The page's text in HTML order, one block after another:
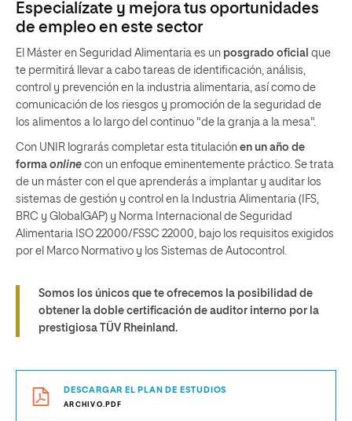
Especialízate y mejora tus oportunidades
de empleo en este sector
El Máster en Seguridad Alimentaria es un posgrado oficial que
te permitirá llevar a cabo tareas de identificación, análisis,
control y prevención en la industria alimentaria, así como de
comunicación de los riesgos y promoción de la seguridad de
los alimentos a lo largo del continuo "de la granja a la mesa".
Con UNIR lograrás completar esta titulación en un año de
forma online con un enfoque eminentemente práctico. Se trata
de un máster con el que aprenderás a implantar y auditar los
sistemas de gestión y control en la Industria Alimentaria (IFS,
BRC y GlobalGAP) y Norma Internacional de Seguridad
Alimentaria ISO 22000/FSSC 22000, bajo los requisitos exigidos
por el Marco Normativo y los Sistemas de Autocontrol.
Somos los únicos que te ofrecemos la posibilidad de
obtener la doble certificación de auditor interno por la
prestigiosa TÜV Rheinland.
DESCARGAR EL PLAN DE ESTUDIOS
ARCHIVO.PDF